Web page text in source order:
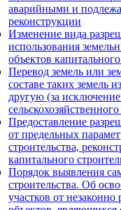
аварийными и
реконструкции
Изменение вида
использования
объектов
Перевод земель или
составе таких земель
другую (за
Предоставление
от предельных
строительства,
капитального
Порядок выявления
строительства. Об
участков от